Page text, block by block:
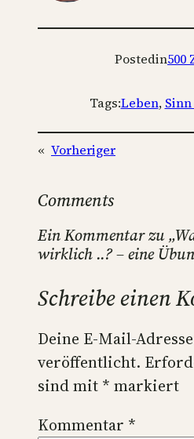
Postedin500
Tags:Leben,
« Vorheriger
Comments
Ein Kommentar zu
wirklich ..? – eine
Schreibe einen
Deine E-Mail-
veröffentlicht.
sind mit * markiert
Kommentar *